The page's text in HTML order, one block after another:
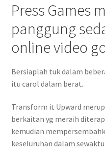
Press Games
panggung
online video
Bersiaplah tuk dalam
itu carol dalam berat.
Transform it Upward
berkaitan yg meraih
kemudian
keseluruhan dalam